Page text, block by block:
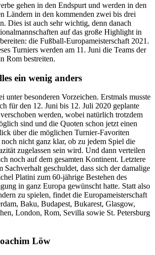
gehen in den Endspurt und werden in den
Ländern in den kommenden zwei bis drei
Dies ist auch sehr wichtig, denn danach
auf das große Highlight in
die Fußball-Europameisterschaft 2021.
Turniers werden am 11. Juni die Teams der
Rom bestreiten.
ein wenig anders
unter besonderen Vorzeichen. Erstmals musste
für den 12. Juni bis 12. Juli 2020 geplante
werden, wobei natürlich trotzdem
sind und die Quoten schon jetzt einen
über die möglichen Turnier-Favoriten
nicht ganz klar, ob zu jedem Spiel die
zugelassen sein wird. Und dann verteilen
noch auf dem gesamten Kontinent. Letztere
Sachverhalt geschuldet, dass sich der damalige
Platini zum 60-jährige Bestehen des
in ganz Europa gewünscht hatte. Statt also
zu spielen, findet die Europameisterschaft
Baku, Budapest, Bukarest, Glasgow,
London, Rom, Sevilla sowie St. Petersburg
Löw